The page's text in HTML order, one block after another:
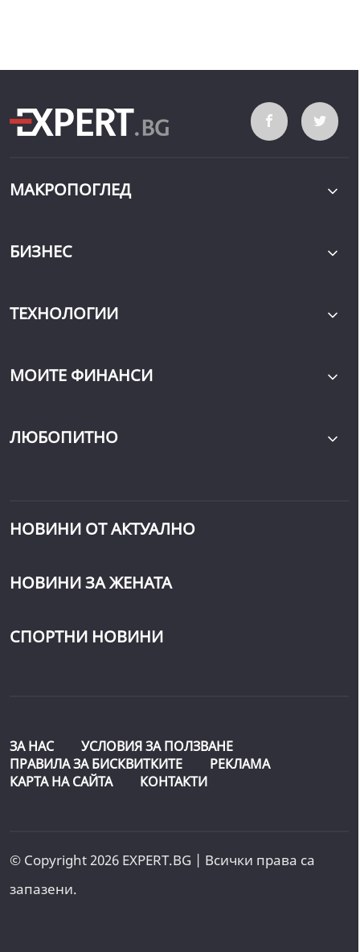
МАКРОПОГЛЕД
БИЗНЕС
ТЕХНОЛОГИИ
МОИТЕ ФИНАНСИ
ЛЮБОПИТНО
НОВИНИ ОТ АКТУАЛНО
НОВИНИ ЗА ЖЕНАТА
СПОРТНИ НОВИНИ
ЗА НАС
УСЛОВИЯ ЗА ПОЛЗВАНЕ
ПРАВИЛА ЗА БИСКВИТКИТЕ
РЕКЛАМА
КАРТА НА САЙТА
КОНТАКТИ
© Copyright 2026 EXPERT.BG | Всички права са
запазени.